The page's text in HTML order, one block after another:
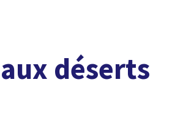
déserts